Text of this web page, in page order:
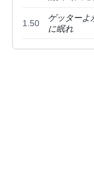
1.50
ゲッターよ
に眠れ